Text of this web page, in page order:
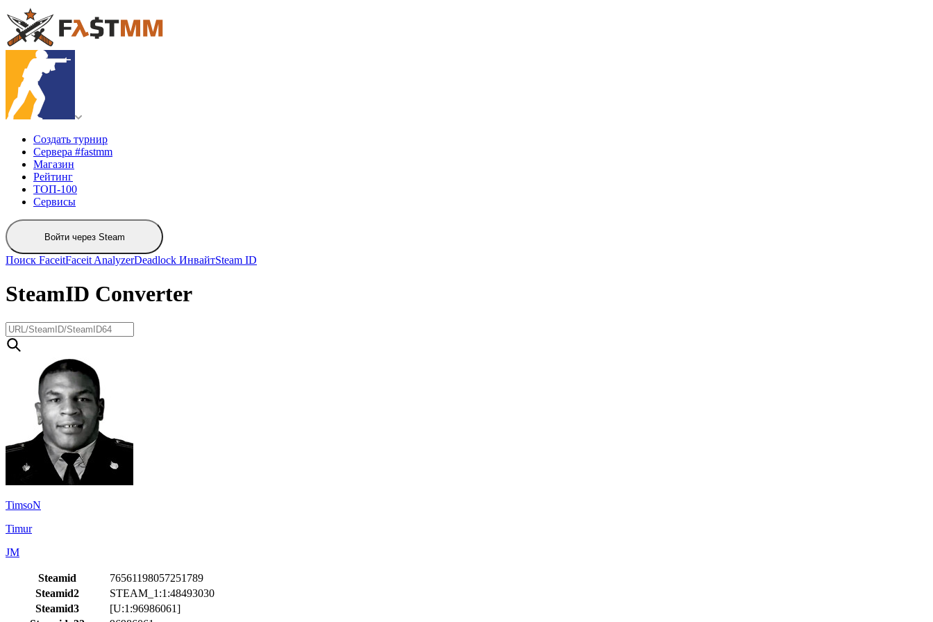
Создать турнир
Сервера #fastmm
Магазин
Рейтинг
ТОП-100
Сервисы
Войти через Steam
Поиск FaceitFaceit AnalyzerDeadlock ИнвайтSteam ID
SteamID Converter
TimsoN
Timur
JM
Steamid
76561198057251789
Steamid2
STEAM_1:1:48493030
Steamid3
[U:1:96986061]